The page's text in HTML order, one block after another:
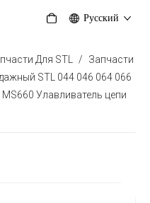
Pусский
Для STL /
Запчасти
STL 044 046 064 066
Улавливатель цепи